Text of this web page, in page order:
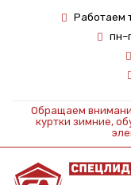
Работаем
Обращаем
куртки зимние,